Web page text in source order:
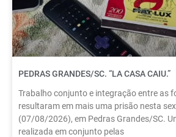
PEDRAS GRANDES/SC. “LA CASA CAIU.”
Trabalho conjunto e integração entre as
resultaram em mais uma prisão nesta
(07/08/2026), em Pedras Grandes/SC.
realizada em conjunto pelas